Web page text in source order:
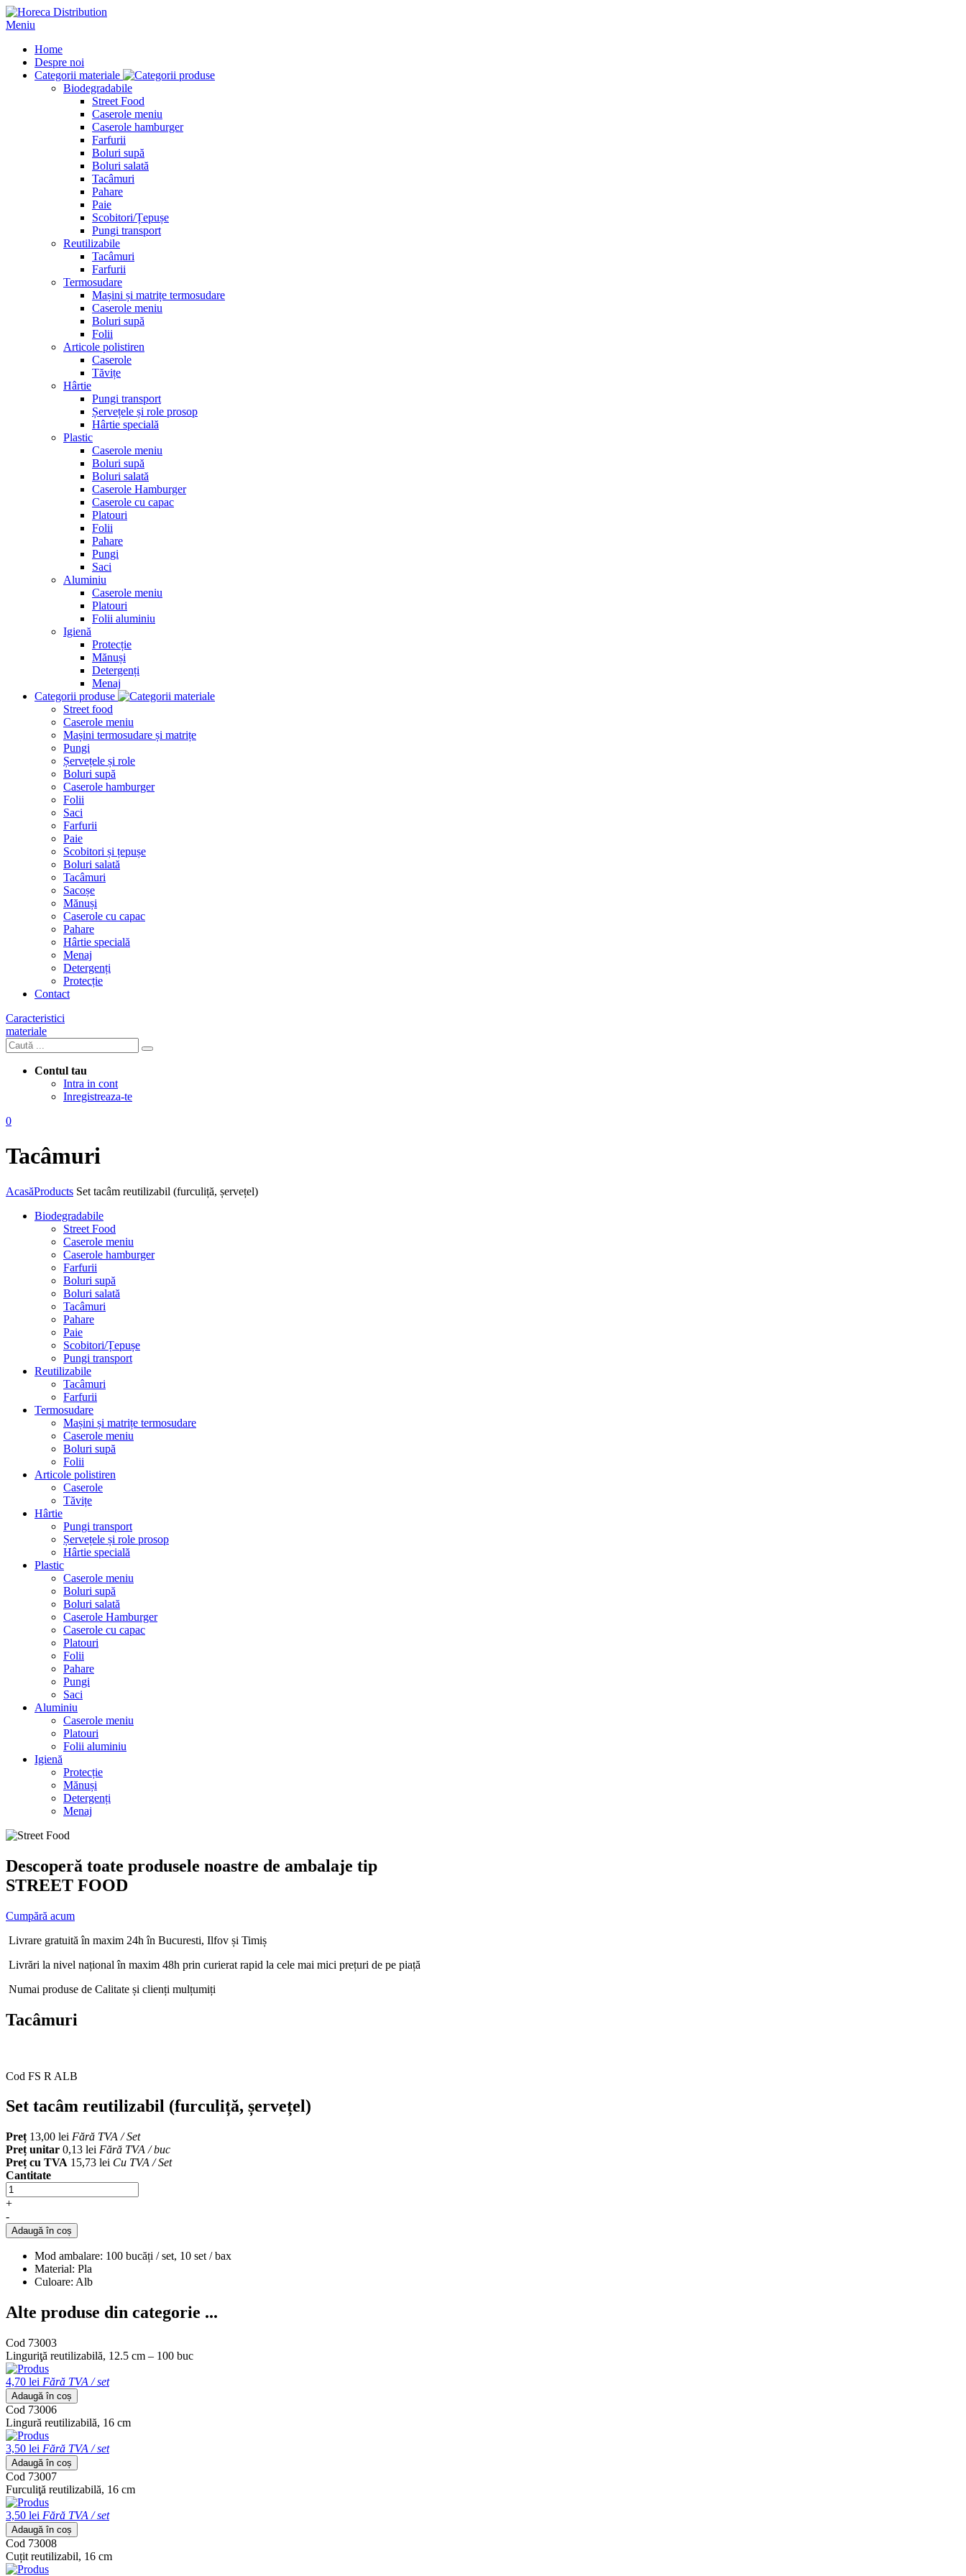
Meniu
Home
Despre noi
Categorii materiale
Biodegradabile
Street Food
Caserole meniu
Caserole hamburger
Farfurii
Boluri supă
Boluri salată
Tacâmuri
Pahare
Paie
Scobitori/Țepușe
Pungi transport
Reutilizabile
Tacâmuri
Farfurii
Termosudare
Mașini și matrițe termosudare
Caserole meniu
Boluri supă
Folii
Articole polistiren
Caserole
Tăvițe
Hârtie
Pungi transport
Șervețele și role prosop
Hârtie specială
Plastic
Caserole meniu
Boluri supă
Boluri salată
Caserole Hamburger
Caserole cu capac
Platouri
Folii
Pahare
Pungi
Saci
Aluminiu
Caserole meniu
Platouri
Folii aluminiu
Igienă
Protecție
Mănuși
Detergenți
Menaj
Categorii produse
Street food
Caserole meniu
Mașini termosudare și matrițe
Pungi
Șervețele și role
Boluri supă
Caserole hamburger
Folii
Saci
Farfurii
Paie
Scobitori și țepușe
Boluri salată
Tacâmuri
Sacoșe
Mănuși
Caserole cu capac
Pahare
Hârtie specială
Menaj
Detergenți
Protecție
Contact
Caracteristici
materiale
Contul tau
Intra in cont
Inregistreaza-te
0
Tacâmuri
AcasăProducts Set tacâm reutilizabil (furculiță, șervețel)
Biodegradabile
Street Food
Caserole meniu
Caserole hamburger
Farfurii
Boluri supă
Boluri salată
Tacâmuri
Pahare
Paie
Scobitori/Țepușe
Pungi transport
Reutilizabile
Tacâmuri
Farfurii
Termosudare
Mașini și matrițe termosudare
Caserole meniu
Boluri supă
Folii
Articole polistiren
Caserole
Tăvițe
Hârtie
Pungi transport
Șervețele și role prosop
Hârtie specială
Plastic
Caserole meniu
Boluri supă
Boluri salată
Caserole Hamburger
Caserole cu capac
Platouri
Folii
Pahare
Pungi
Saci
Aluminiu
Caserole meniu
Platouri
Folii aluminiu
Igienă
Protecție
Mănuși
Detergenți
Menaj
Descoperă toate produsele noastre de ambalaje tip
STREET FOOD
Cumpără acum
Livrare gratuită în maxim 24h în Bucuresti, Ilfov și Timiș
Livrări la nivel național în maxim 48h prin curierat rapid la cele mai mici prețuri de pe piață
Numai produse de Calitate și clienți mulțumiți
Tacâmuri
Cod FS R ALB
Set tacâm reutilizabil (furculiță, șervețel)
Preț 13,00 lei Fără TVA / Set
Preț unitar 0,13 lei Fără TVA / buc
Preț cu TVA 15,73 lei Cu TVA / Set
Cantitate
+
-
Adaugă în coș
Mod ambalare: 100 bucăți / set, 10 set / bax
Material: Pla
Culoare: Alb
Alte produse din categorie ...
Cod 73003
Linguriţă reutilizabilă, 12.5 cm – 100 buc
4,70 lei Fără TVA / set
Adaugă în coș
Cod 73006
Lingură reutilizabilă, 16 cm
3,50 lei Fără TVA / set
Adaugă în coș
Cod 73007
Furculiţă reutilizabilă, 16 cm
3,50 lei Fără TVA / set
Adaugă în coș
Cod 73008
Cuțit reutilizabil, 16 cm